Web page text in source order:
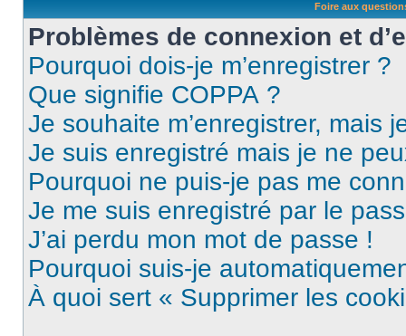
Foire aux
Problèmes de connexion et
Pourquoi dois-je m’enregistrer ?
Que signifie COPPA ?
Je souhaite m’enregistrer, mais
Je suis enregistré mais je ne
Pourquoi ne puis-je pas me
Je me suis enregistré par le
J’ai perdu mon mot de passe !
Pourquoi suis-je
À quoi sert « Supprimer les